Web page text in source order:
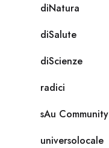
diNatura
diSalute
diScienze
radici
sAu Community
universolocale